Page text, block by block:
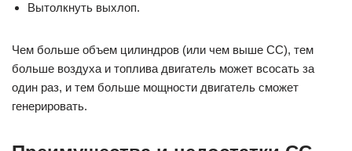
Вытолкнуть выхлоп.
Чем больше объем цилиндров (или чем выше СС), тем
больше воздуха и топлива двигатель может всосать за
один раз, и тем больше мощности двигатель сможет
генерировать.